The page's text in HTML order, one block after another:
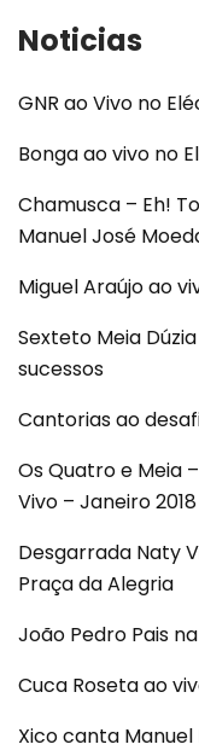
Noticias
GNR ao Vivo no
Bonga ao vivo no
Chamusca – Eh!
Manuel José
Miguel Araújo ao
Sexteto Meia
sucessos
Cantorias ao
Os Quatro e Meia
Vivo – Janeiro 2018
Desgarrada Naty
Praça da Alegria
João Pedro Pais
Cuca Roseta ao
Xico canta Manuel